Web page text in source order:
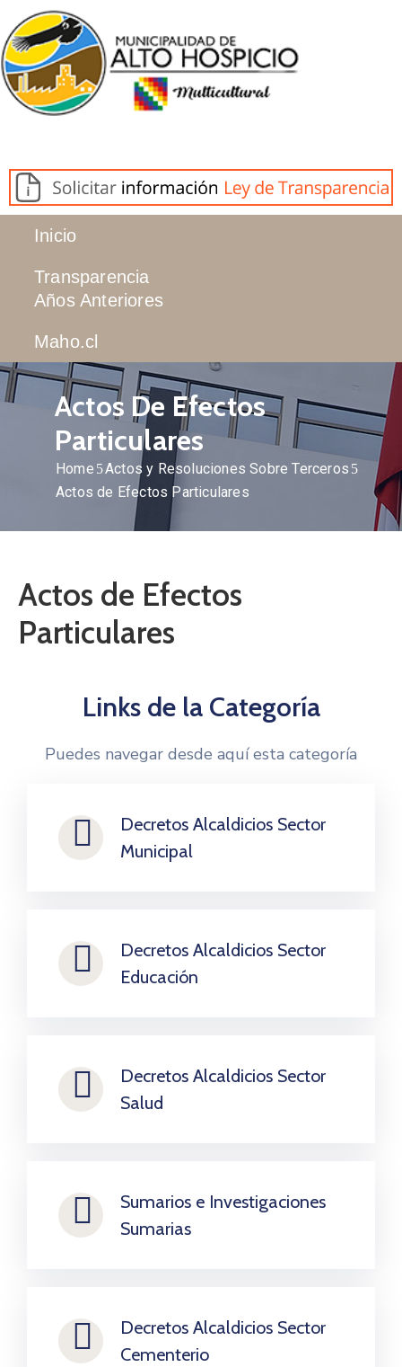
Inicio
Transparencia
Años Anteriores
Maho.cl
Actos De Efectos
Particulares
Home
Actos y Resoluciones Sobre Terceros
Actos de Efectos Particulares
Actos de Efectos
Particulares
Links de la Categoría
Puedes navegar desde aquí esta categoría
Decretos Alcaldicios Sector
Municipal
Decretos Alcaldicios Sector
Educación
Decretos Alcaldicios Sector
Salud
Sumarios e Investigaciones
Sumarias
Decretos Alcaldicios Sector
Cementerio